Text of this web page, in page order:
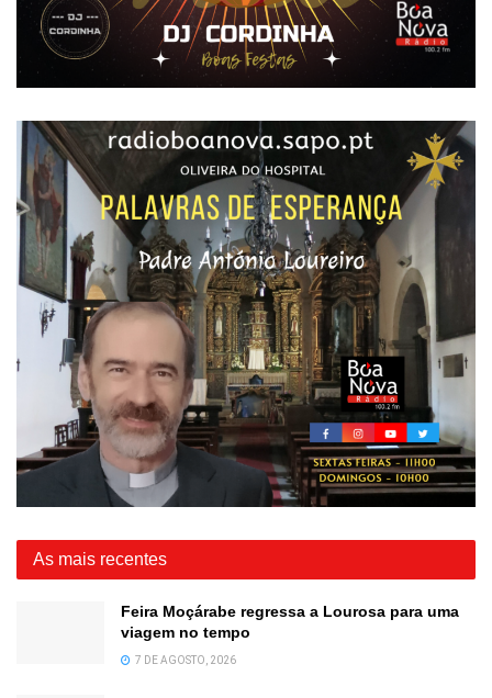
As mais recentes
Feira Moçárabe regressa a Lourosa para uma
viagem no tempo
7 DE AGOSTO, 2026